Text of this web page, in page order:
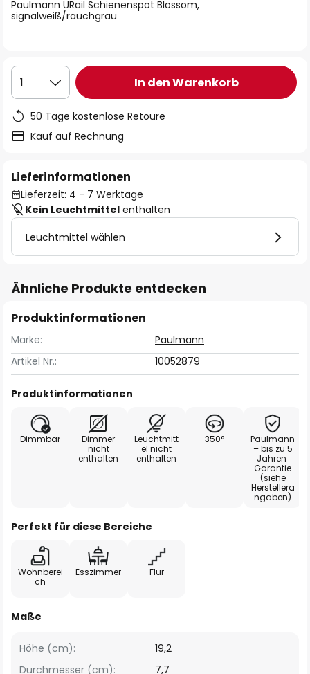
Paulmann URail Schienenspot Blossom,
signalweiß/rauchgrau
1 In den Warenkorb
50 Tage kostenlose Retoure
Kauf auf Rechnung
Lieferinformationen
Lieferzeit: 4 - 7 Werktage
Kein Leuchtmittel enthalten
Leuchtmittel wählen
Ähnliche Produkte entdecken
Produktinformationen
Marke:
Paulmann
Artikel Nr.:
10052879
Produktinformationen
Dimmbar
Dimmer
nicht
enthalten
Leuchtmitt
el nicht
enthalten
350°
Paulmann
– bis zu 5
Jahren
Garantie
(siehe
Herstellera
ngaben)
Perfekt für diese Bereiche
Wohnberei
ch
Esszimmer Flur
Maße
Höhe (cm):
19,2
Durchmesser (cm):
7,7